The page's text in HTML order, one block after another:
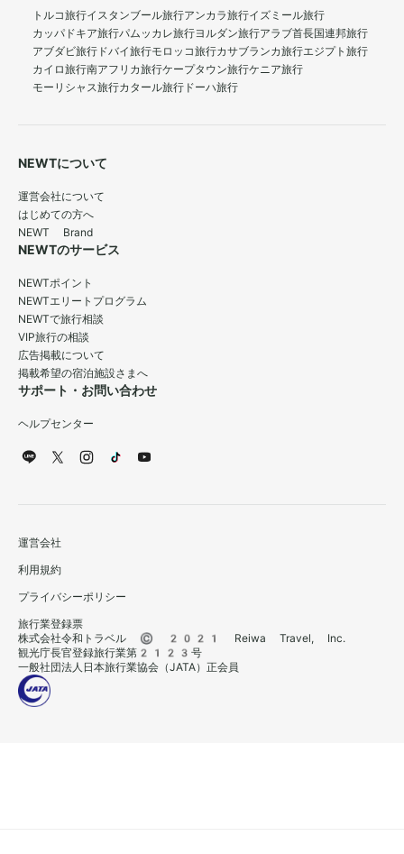
トルコ旅行イスタンブール旅行アンカラ旅行イズミール旅行
カッパドキア旅行パムッカレ旅行ヨルダン旅行アラブ首長国連邦旅行
アブダビ旅行 ドバイ旅行モロッコ旅行カサブランカ旅行エジプト旅行
カイロ旅行南アフリカ旅行ケープタウン旅行ケニア旅行
モーリシャス旅行カタール旅行 ドーハ旅行
NEWTについて
運営会社について
はじめての方へ
NEWT Brand
NEWTのサービス
NEWTポイント
NEWTエリートプログラム
NEWTで旅行相談
VIP旅行の相談
広告掲載について
掲載希望の宿泊施設さまへ
サポート・お問い合わせ
ヘルプセンター
運営会社
利用規約
プライバシーポリシー
旅行業登録票
株式会社令和トラベル © 2021 Reiwa Travel, Inc.
観光庁長官登録旅行業第2123号
一般社団法人日本旅行業協会（JATA）正会員